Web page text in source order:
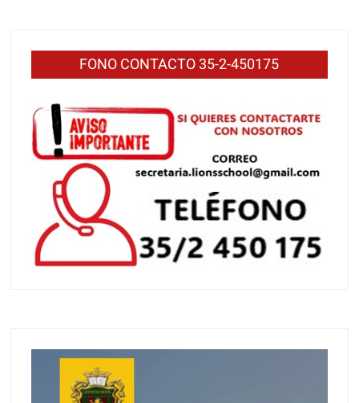
FONO CONTACTO 35-2-450175